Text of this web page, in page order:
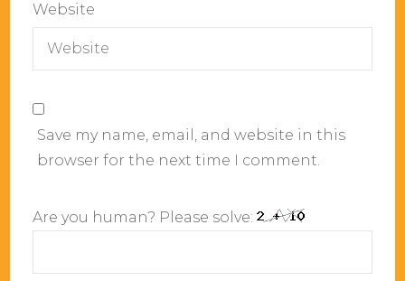
Website
Save my name, email, and website in this
browser for the next time I comment.
Are you human? Please solve: